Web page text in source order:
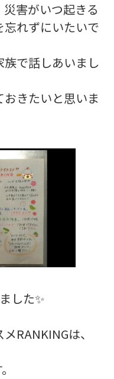
害がいつ起きる
れずにいたいで
で話しあいまし
きたいと思いま
した✨
RANKINGは、